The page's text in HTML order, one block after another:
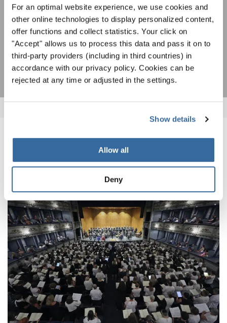
For an optimal website experience, we use cookies and
other online technologies to display personalized content,
offer functions and collect statistics. Your click on
"Accept" allows us to process this data and pass it on to
third-party providers (including in third countries) in
accordance with our privacy policy. Cookies can be
rejected at any time or adjusted in the settings.
Show details
Allow all
Deny
ZUSTIMMEN
Ich bin mit dem Erhalt des Newsletters einverstanden und
akzeptiere dieDatenschutzbestimmungen.
ANMELDEN
VERWANDTE NEWS